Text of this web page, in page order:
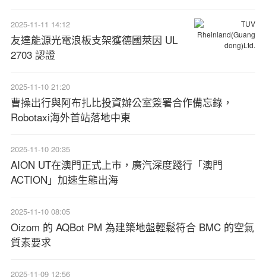
2025-11-11 14:12
友達能源光電浪板支架獲德國萊因 UL
2703 認證
2025-11-10 21:20
曹操出行與阿布扎比投資辦公室簽署合作備忘錄，
Robotaxi海外首站落地中東
2025-11-10 20:35
AION UT在澳門正式上市，廣汽深度踐行「澳門
ACTION」加速生態出海
2025-11-10 08:05
Oizom 的 AQBot PM 為建築地盤輕鬆符合 BMC 的空氣
質素要求
2025-11-09 12:56